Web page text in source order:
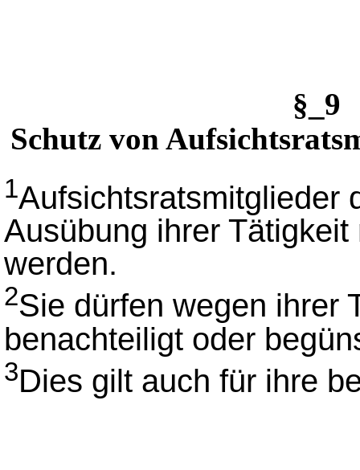
§_9
Schutz von
1Aufsichtsratsmitglieder
Ausübung ihrer
werden.
2Sie dürfen wegen ihrer
benachteiligt oder
3Dies gilt auch für ihre